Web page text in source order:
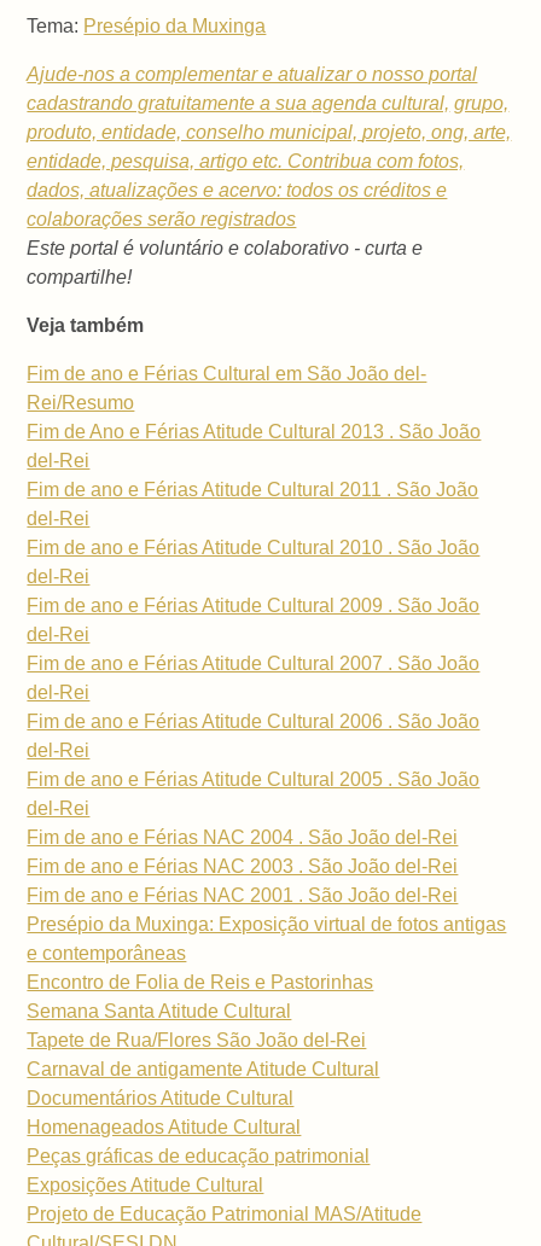
Tema: Presépio da Muxinga
Ajude-nos a complementar e atualizar o nosso portal
cadastrando gratuitamente a suaagenda cultural, grupo,
produto, entidade, conselho municipal,projeto, ong, arte,
entidade, pesquisa, artigo etc. Contribua com fotos,
dados, atualizações e acervo: todos os créditos e
colaborações serão registrados
Este portal é voluntário e colaborativo - curta e
compartilhe!
Veja também
Fim de ano e Férias Cultural em São João del-
Rei/Resumo
Fim de Ano e Férias Atitude Cultural 2013 . São João
del-Rei
Fim de ano e Férias Atitude Cultural 2011 . São João
del-Rei
Fim de ano e Férias Atitude Cultural 2010 . São João
del-Rei
Fim de ano e Férias Atitude Cultural 2009 . São João
del-Rei
Fim de ano e Férias Atitude Cultural 2007 . São João
del-Rei
Fim de ano e Férias Atitude Cultural 2006 . São João
del-Rei
Fim de ano e Férias Atitude Cultural 2005 . São João
del-Rei
Fim de ano e Férias NAC 2004 . São João del-Rei
Fim de ano e Férias NAC 2003 . São João del-Rei
Fim de ano e Férias NAC 2001 . São João del-Rei
Presépio da Muxinga: Exposição virtual de fotos antigas
e contemporâneas
Encontro de Folia de Reis e Pastorinhas
Semana Santa Atitude Cultural
Tapete de Rua/Flores São João del-Rei
Carnaval de antigamente Atitude Cultural
Documentários Atitude Cultural
Homenageados Atitude Cultural
Peças gráficas de educação patrimonial
Exposições Atitude Cultural
Projeto de Educação Patrimonial MAS/Atitude